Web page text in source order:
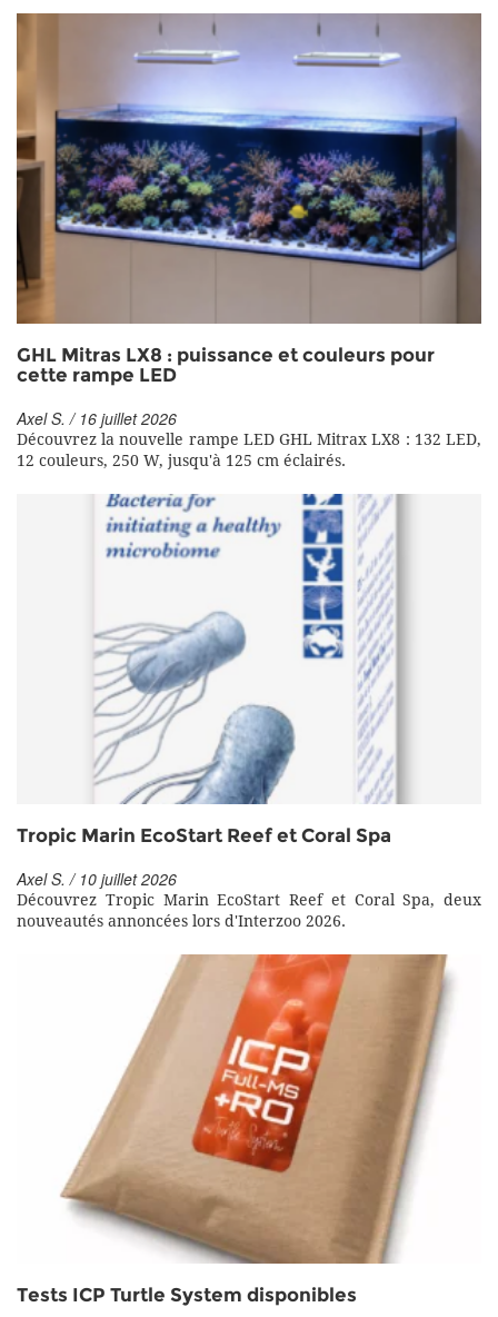
GHL Mitras LX8 : puissance et couleurs pour
cette rampe LED
Axel S. / 16 juillet 2026
Découvrez la nouvelle rampe LED GHL Mitrax LX8 : 132 LED,
12 couleurs, 250 W, jusqu'à 125 cm éclairés.
Tropic Marin EcoStart Reef et Coral Spa
Axel S. / 10 juillet 2026
Découvrez Tropic Marin EcoStart Reef et Coral Spa, deux
nouveautés annoncées lors d'Interzoo 2026.
Tests ICP Turtle System disponibles